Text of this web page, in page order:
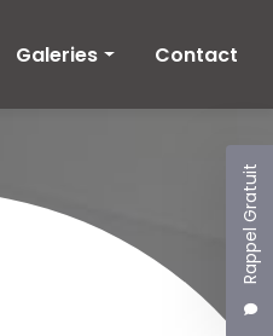
Rappel Gratuit
Galeries Contact